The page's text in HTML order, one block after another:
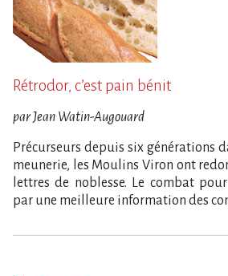
Rétrodor, c’est pain bénit
par Jean Watin-Augouard
Précurseurs depuis six générations
meunerie, les Moulins Viron ont
lettres de noblesse. Le combat
par une meilleure information des